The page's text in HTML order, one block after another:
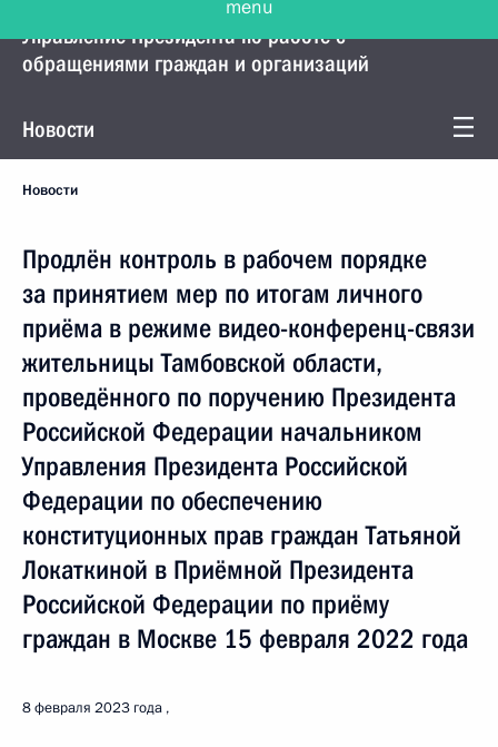
Управление Президента по работе с
обращениями граждан и организаций
Новости
Новости
Продлён контроль в рабочем порядке
за принятием мер по итогам личного
приёма в режиме видео-конференц-связи
жительницы Тамбовской области,
проведённого по поручению Президента
Российской Федерации начальником
Управления Президента Российской
Федерации по обеспечению
конституционных прав граждан Татьяной
Локаткиной в Приёмной Президента
Российской Федерации по приёму
граждан в Москве 15 февраля 2022 года
8 февраля 2023 года